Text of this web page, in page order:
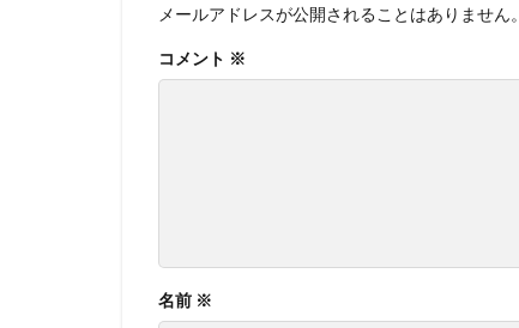
メールアドレスが公開されることはありません。
コメント ※
名前 ※